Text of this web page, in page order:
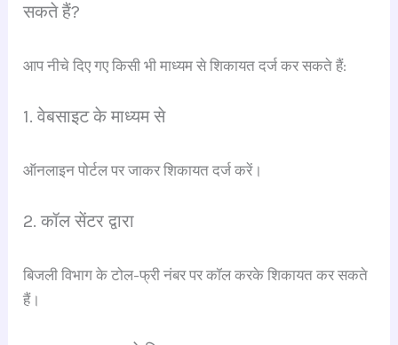
सकते हैं?
आप नीचे दिए गए किसी भी माध्यम से शिकायत दर्ज कर सकते हैं:
1. वेबसाइट के माध्यम से
ऑनलाइन पोर्टल पर जाकर शिकायत दर्ज करें।
2. कॉल सेंटर द्वारा
बिजली विभाग के टोल-फ्री नंबर पर कॉल करके शिकायत कर सकते
हैं।